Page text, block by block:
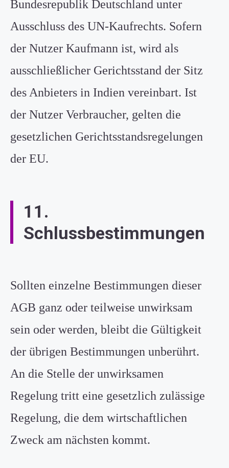
Bundesrepublik Deutschland unter
Ausschluss des UN-Kaufrechts. Sofern
der Nutzer Kaufmann ist, wird als
ausschließlicher Gerichtsstand der Sitz
des Anbieters in Indien vereinbart. Ist
der Nutzer Verbraucher, gelten die
gesetzlichen Gerichtsstandsregelungen
der EU.
11.
Schlussbestimmungen
Sollten einzelne Bestimmungen dieser
AGB ganz oder teilweise unwirksam
sein oder werden, bleibt die Gültigkeit
der übrigen Bestimmungen unberührt.
An die Stelle der unwirksamen
Regelung tritt eine gesetzlich zulässige
Regelung, die dem wirtschaftlichen
Zweck am nächsten kommt.